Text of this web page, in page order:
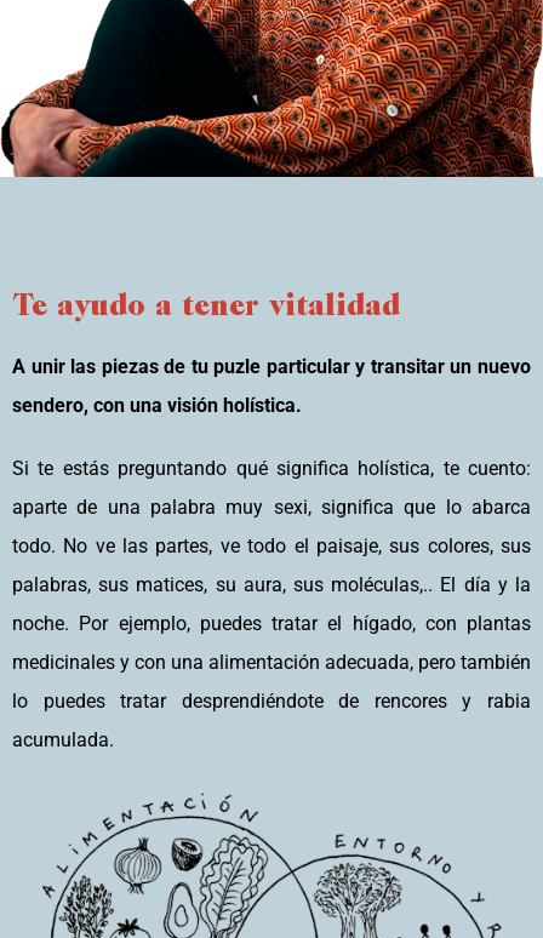
Te ayudo a tener vitalidad
A unir las piezas de tu puzle particular y transitar un nuevo
sendero, con una visión holística.
Si te estás preguntando qué significa holística, te cuento:
aparte de una palabra muy sexi, significa que lo abarca
todo. No ve las partes, ve todo el paisaje, sus colores, sus
palabras, sus matices, su aura, sus moléculas,.. El día y la
noche. Por ejemplo, puedes tratar el hígado, con plantas
medicinales y con una alimentación adecuada, pero también
lo puedes tratar desprendiéndote de rencores y rabia
acumulada.